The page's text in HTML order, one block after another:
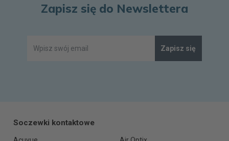
Zapisz się do Newslettera
Zapisz się
Soczewki kontaktowe